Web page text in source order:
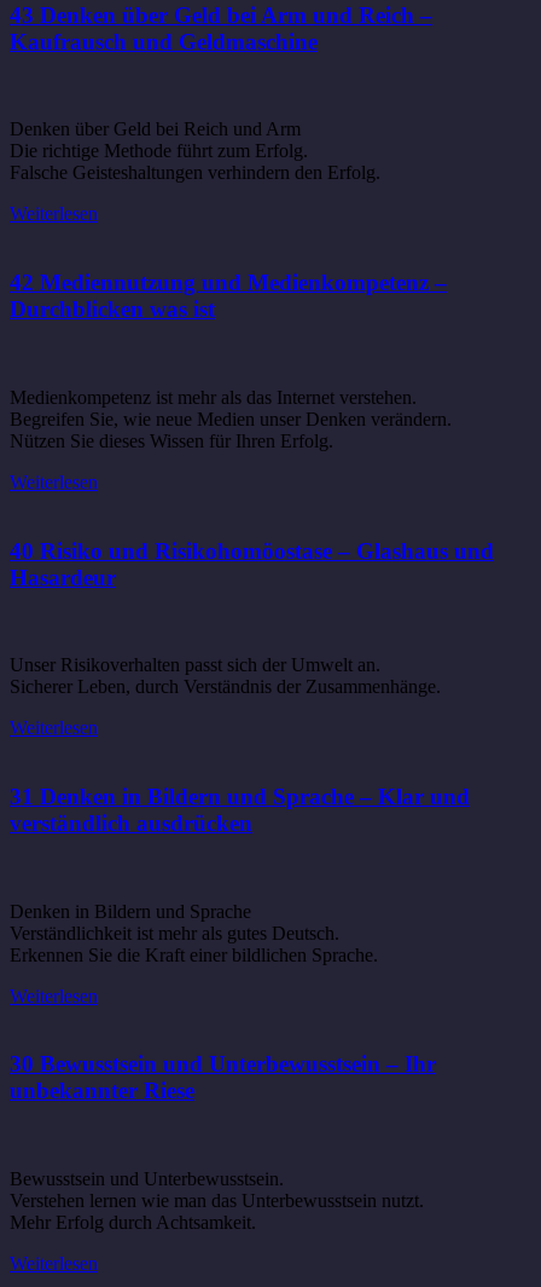
43 Denken über Geld bei Arm und Reich –
Kaufrausch und Geldmaschine
Denken über Geld bei Reich und Arm
Die richtige Methode führt zum Erfolg.
Falsche Geisteshaltungen verhindern den Erfolg.
Weiterlesen
42 Mediennutzung und Medienkompetenz –
Durchblicken was ist
Medienkompetenz ist mehr als das Internet verstehen.
Begreifen Sie, wie neue Medien unser Denken verändern.
Nützen Sie dieses Wissen für Ihren Erfolg.
Weiterlesen
40 Risiko und Risikohomöostase – Glashaus und
Hasardeur
Unser Risikoverhalten passt sich der Umwelt an.
Sicherer Leben, durch Verständnis der Zusammenhänge.
Weiterlesen
31 Denken in Bildern und Sprache – Klar und
verständlich ausdrücken
Denken in Bildern und Sprache
Verständlichkeit ist mehr als gutes Deutsch.
Erkennen Sie die Kraft einer bildlichen Sprache.
Weiterlesen
30 Bewusstsein und Unterbewusstsein – Ihr
unbekannter Riese
Bewusstsein und Unterbewusstsein.
Verstehen lernen wie man das Unterbewusstsein nutzt.
Mehr Erfolg durch Achtsamkeit.
Weiterlesen